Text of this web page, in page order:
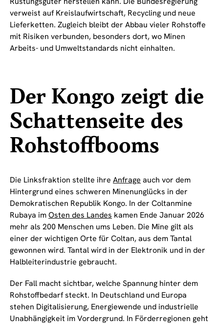
verweist auf Kreislaufwirtschaft, Recycling und neue
Lieferketten. Zugleich bleibt der Abbau vieler Rohstoffe
mit Risiken verbunden, besonders dort, wo Minen
Arbeits- und Umweltstandards nicht einhalten.
Der Kongo zeigt die
Schattenseite des
Rohstoffbooms
Die Linksfraktion stellte ihre Anfrage auch vor dem
Hintergrund eines schweren Minenunglücks in der
Demokratischen Republik Kongo. In der Coltanmine
Rubaya imOsten des Landes kamen Ende Januar 2026
mehr als 200 Menschen ums Leben. Die Mine gilt als
einer der wichtigen Orte für Coltan, aus dem Tantal
gewonnen wird. Tantal wird in der Elektronik und in der
Halbleiterindustrie gebraucht.
Der Fall macht sichtbar, welche Spannung hinter dem
Rohstoffbedarf steckt. In Deutschland und Europa
stehen Digitalisierung, Energiewende und industrielle
Unabhängigkeit im Vordergrund. In Förderregionen geht